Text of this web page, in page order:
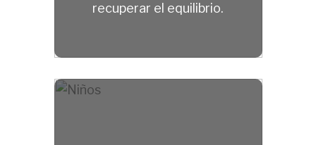
recuperar el equilibrio.